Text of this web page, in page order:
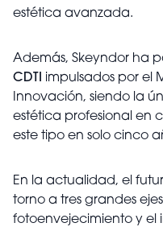
estética avanzada.
Además, Skeyndor ha
CDTI
impulsados por el
Innovación, siendo la
estética profesional en
este tipo en solo cinco
En la actualidad, el
torno a tres grandes
fotoenvejecimiento y el